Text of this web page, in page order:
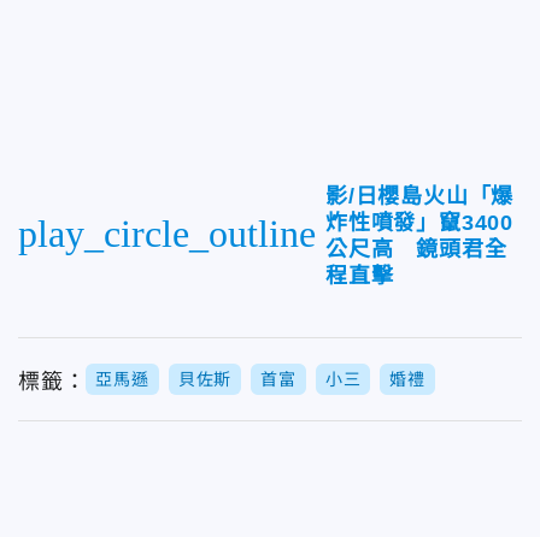
play_circle_outline
影/日櫻島火山「爆
炸性噴發」竄3400
公尺高 鏡頭君全
程直擊
標籤： 亞馬遜 貝佐斯 首富 小三 婚禮